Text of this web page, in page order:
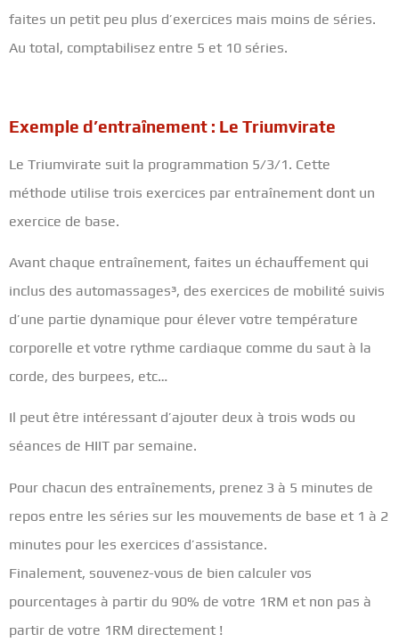
faites un petit peu plus d’exercices mais moins de séries.
Au total, comptabilisez entre 5 et 10 séries.
Exemple d’entraînement : Le Triumvirate
Le Triumvirate suit la programmation 5/3/1. Cette
méthode utilise trois exercices par entraînement dont un
exercice de base.
Avant chaque entraînement, faites un échauffement qui
inclus des automassages³, des exercices de mobilité suivis
d’une partie dynamique pour élever votre température
corporelle et votre rythme cardiaque comme du saut à la
corde, des burpees, etc…
Il peut être intéressant d’ajouter deux à trois wods ou
séances de HIIT par semaine.
Pour chacun des entraînements, prenez 3 à 5 minutes de
repos entre les séries sur les mouvements de base et 1 à 2
minutes pour les exercices d’assistance.
Finalement, souvenez-vous de bien calculer vos
pourcentages à partir du 90% de votre 1RM et non pas à
partir de votre 1RM directement !